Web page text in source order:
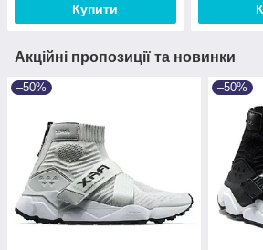
Купити
Акційні пропозиції та новинки
–50% –50%